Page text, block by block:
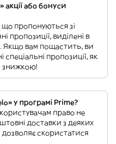
акції або бонуси
що пропонуються зі
пропозиції, виділені в
Якщо вам пощастить, ви
спеціальні пропозиції, як
знижкою!
у програмі Prime?
право не
доставки з деяких
дозволяє скористатися